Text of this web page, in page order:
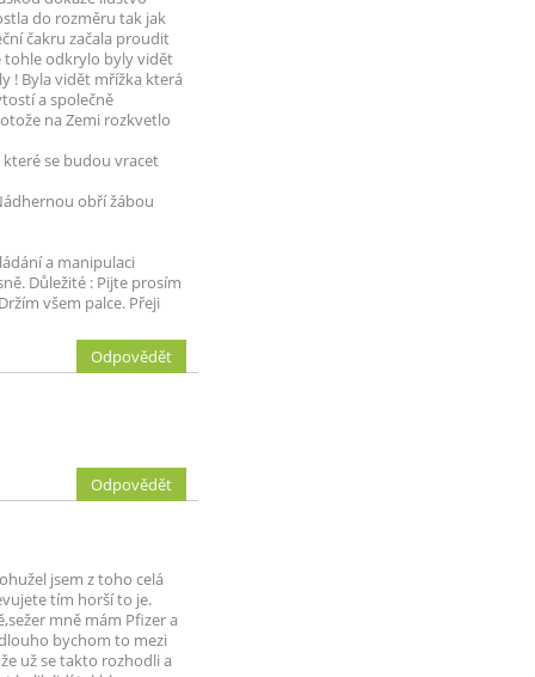
do rozměru tak jak
čakru začala proudit
tohle odkrylo byly vidět
! Byla vidět mřížka která
a společně
na Zemi rozkvetlo
se budou vracet
obří žábou
a manipulaci
Důležité : Pijte prosím
všem palce. Přeji
Odpovědět
Odpovědět
jsem z toho celá
tím horší to je.
mně mám Pfizer a
bychom to mezi
už se takto rozhodli a